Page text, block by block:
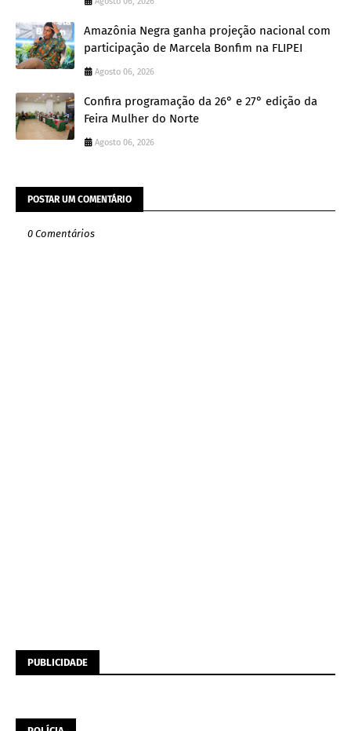
Amazônia Negra ganha projeção nacional com
participação de Marcela Bonfim na FLIPEI
Agosto 06, 2026
Confira programação da 26° e 27° edição da
Feira Mulher do Norte
Agosto 06, 2026
POSTAR UM COMENTÁRIO
0 Comentários
PUBLICIDADE